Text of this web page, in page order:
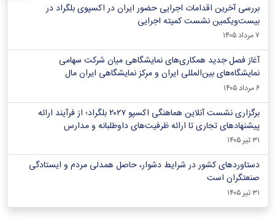
بررسی آخرین اقدامات اجرایی حضور ایران در اکسپوی بلگراد در
بیست‌ویکمین نشست کمیته اجرایی
۷ مرداد ۱۴۰۵
آغاز فصل جدید همکاری‌های نمایشگاهی میان شرکت سهامی
نمایشگاه‌های بین‌المللی ایران و مرکز نمایشگاهی ایران‌ مال
۶ مرداد ۱۴۰۵
برگزاری نشست آنلاین هماهنگی اکسپو ۲۰۲۷ بلگراد؛ از فرآیند ارائه
پیشنهادهای تجاری تا ارائه ظرفیت‌های داوطلبانه و مدارس
۳۱ تیر ۱۴۰۵
دستاوردهای کشور در شرایط دشوار، حاصل همدلی مردم و ایستادگی
صنعتگران است
۳۱ تیر ۱۴۰۵